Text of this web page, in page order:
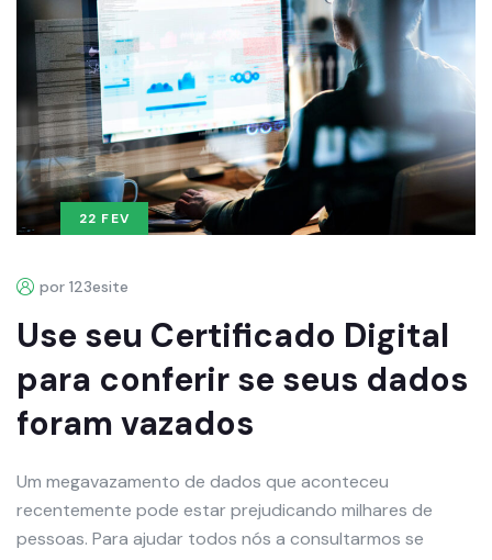
22 FEV
por 123esite
Use seu Certificado Digital
para conferir se seus dados
foram vazados
Um megavazamento de dados que aconteceu
recentemente pode estar prejudicando milhares de
pessoas. Para ajudar todos nós a consultarmos se